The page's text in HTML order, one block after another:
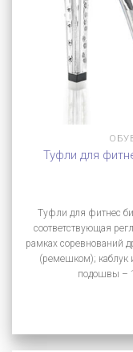
Туфли для
Туфли для фитнес
соответствующая
рамках соревнований
(ремешком); каблук
подошвы –